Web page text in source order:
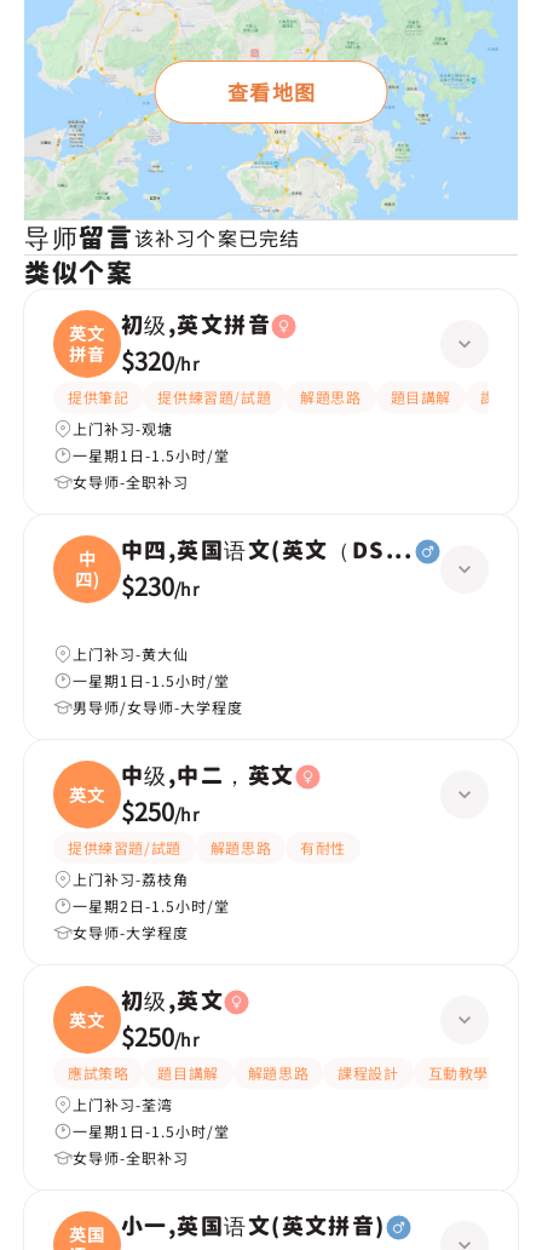
查看地图
导师留言该补习个案已完结
类似个案
英文
拼音
初级,英文拼音
$320/hr
提供筆記 提供練習題/試題 解題思路 題目講解
課程設計
上门补习-观塘
一星期1日-1.5小时/堂
女导师-全职补习
中
四)
中四,英国语文(英文（DSE所有範疇）
$230/hr
上门补习-黄大仙
一星期1日-1.5小时/堂
男导师/女导师-大学程度
英文
中级,中二，英文
$250/hr
提供練習題/試題 解題思路
有耐性
上门补习-荔枝角
一星期2日-1.5小时/堂
女导师-大学程度
英文
初级,英文
$250/hr
應試策略 題目講解 解題思路 課程設計 互動教學
上门补习-荃湾
一星期1日-1.5小时/堂
女导师-全职补习
英国
小一,英国语文(英文拼音)